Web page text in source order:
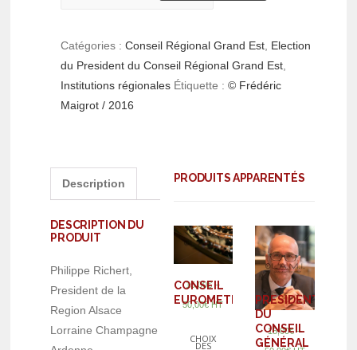
Catégories :Conseil Régional Grand Est Election
du President du Conseil Régional Grand Est
Institutions régionales Étiquette :© Frédéric
Maigrot / 2016
Description
DESCRIPTION DU
PRODUIT
Philippe Richert,
President de la
Region Alsace
Lorraine Champagne
PRODUITS APPARENTÉS
CONSEIL
EUROMETROPOLE
15,00€–
50,00€ HT
CHOIX
DES
PRESIDENT
DU
CONSEIL
GÉNÉRAL
15,00€–